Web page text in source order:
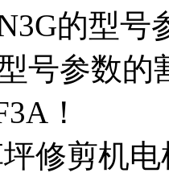
的型号
号参数
！
修剪机电